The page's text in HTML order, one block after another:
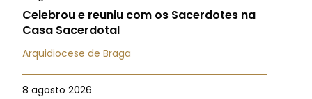
Celebrou e reuniu com os Sacerdotes na
Casa Sacerdotal
Arquidiocese de Braga
8 agosto 2026